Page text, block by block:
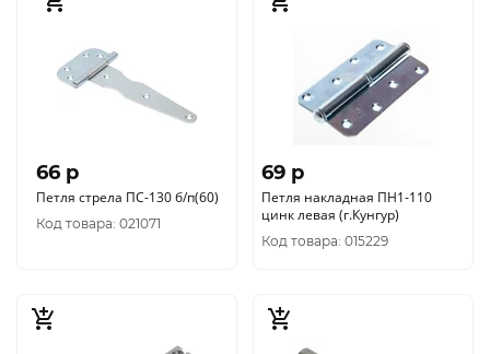
66 p
Петля стрела ПС-130 б/п(60)
Код товара: 021071
69 p
Петля накладная ПН1-110
цинк левая (г.Кунгур)
Код товара: 015229